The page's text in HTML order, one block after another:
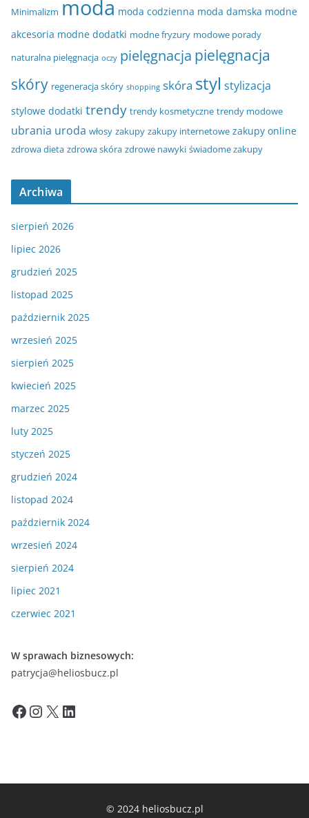
Minimalizm moda moda codzienna moda damska modne
akcesoria modne dodatki modne fryzury modowe porady
naturalna pielęgnacja oczy pielęgnacja pielęgnacja
skóry regeneracja skóry shopping skóra styl stylizacja
stylowe dodatki trendy trendy kosmetyczne trendy modowe
ubrania uroda włosy zakupy zakupy internetowe zakupy online
zdrowa dieta zdrowa skóra zdrowe nawyki świadome zakupy
Archiwa
sierpień 2026
lipiec 2026
grudzień 2025
listopad 2025
październik 2025
wrzesień 2025
sierpień 2025
kwiecień 2025
marzec 2025
luty 2025
styczeń 2025
grudzień 2024
listopad 2024
październik 2024
wrzesień 2024
sierpień 2024
lipiec 2021
czerwiec 2021
W sprawach biznesowych:
patrycja@heliosbucz.pl
Facebook InstagramX LinkedIn
© 2024 heliosbucz.pl